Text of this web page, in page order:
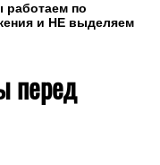
по
и НЕ выделяем
перед